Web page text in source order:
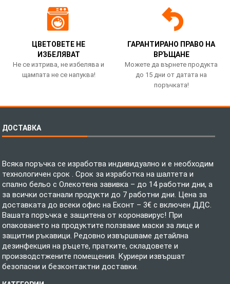
ЦВЕТОВЕТЕ НЕ
ИЗБЕЛЯВАТ
Не се изтрива, не избелява и
щампата не се напуква!
ГАРАНТИРАНО ПРАВО НА
ВРЪЩАНЕ
Можете да върнете продукта
до 15 дни от датата на
поръчката!
ДОСТАВКА
Всяка поръчка се изработва индивидуално и е необходим
технологичен срок . Срок за изработка на шалтета и
спално бельо с Олекотена завивка – до 14 работни дни, а
за всички останали продукти до 7 работни дни. Цена за
доставката до всеки офис на Еконт – 3€ с включен ДДС.
Вашата поръчка е защитена от коронавирус! При
опаковането на продуктите ползваме маски за лице и
защитни ръкавици. Редовно извършваме детайлна
дезинфекция на ръцете, пратките, складовете и
производстжените помещения. Куриери извършат
безопасни и безконтактни доставки.